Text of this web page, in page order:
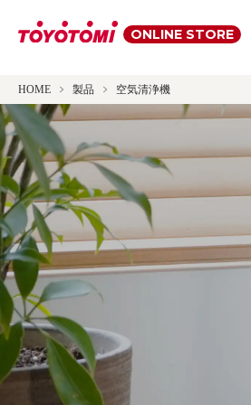
ONLINE STORE
HOME 製品 空気清浄機